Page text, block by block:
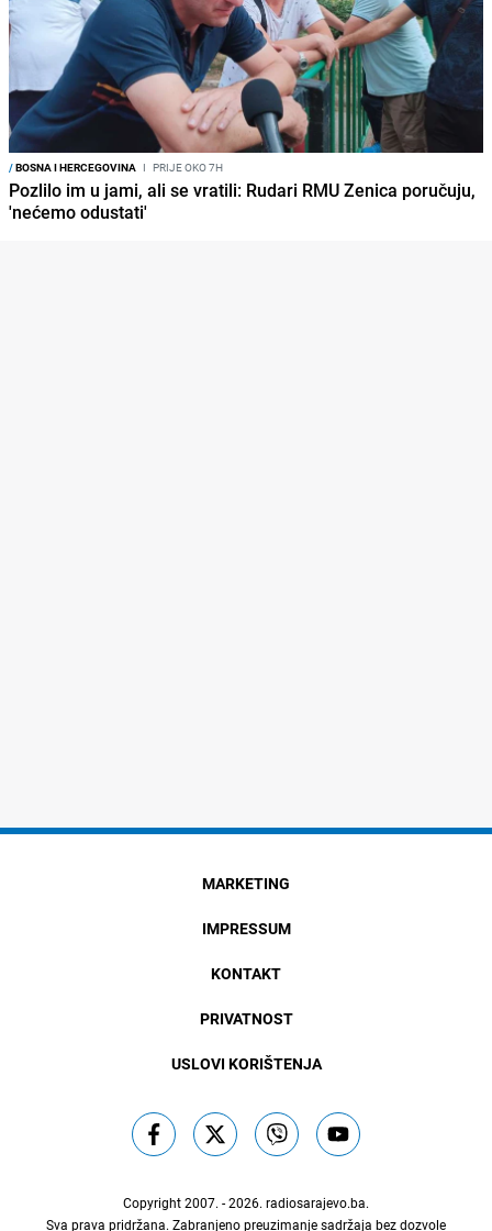
/BOSNA I HERCEGOVINA I PRIJE OKO 7H
Pozlilo im u jami, ali se vratili: Rudari RMU Zenica poručuju,
'nećemo odustati'
MARKETING
IMPRESSUM
KONTAKT
PRIVATNOST
USLOVI KORIŠTENJA
Copyright 2007. - 2026. radiosarajevo.ba.
Sva prava pridržana. Zabranjeno preuzimanje sadržaja bez dozvole